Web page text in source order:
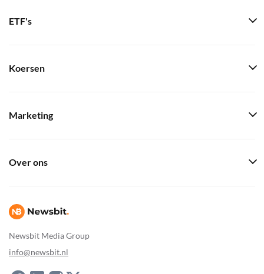
Newsbit Media Group
info@newsbit.nl
ETF's
Koersen
Marketing
Over ons